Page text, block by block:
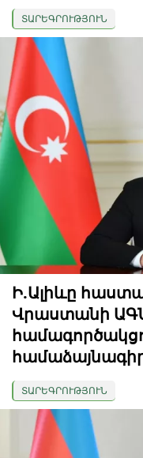
ՏԱՐԵԳՐՈՒԹՅՈՒՆ
Ի.Ալիևը
Վրաստանի
ՏԱՐԵԳՐՈՒԹՅՈՒՆ